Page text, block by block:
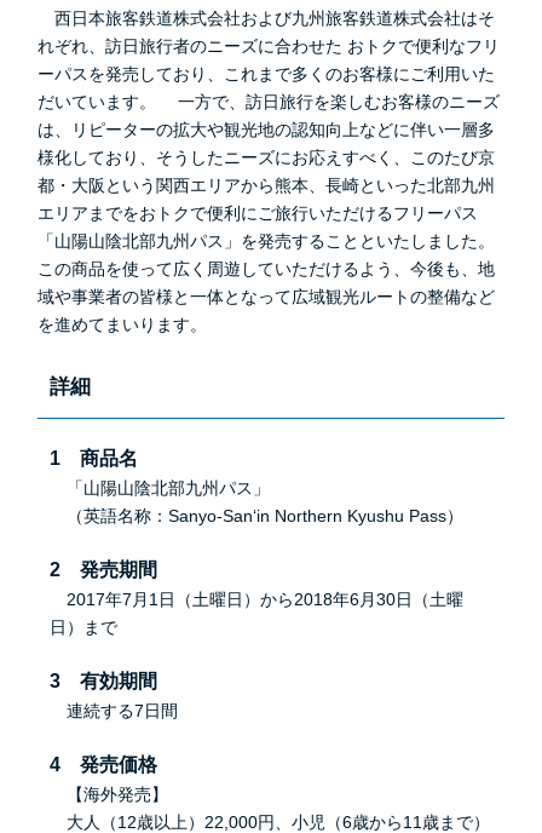
西日本旅客鉄道株式会社および九州旅客鉄道株式会社はそ
れぞれ、訪日旅行者のニーズに合わせた おトクで便利なフリ
ーパスを発売しており、これまで多くのお客様にご利用いた
だいています。 一方で、訪日旅行を楽しむお客様のニーズ
は、リピーターの拡大や観光地の認知向上などに伴い一層多
様化しており、そうしたニーズにお応えすべく、このたび京
都・大阪という関西エリアから熊本、長崎といった北部九州
エリアまでをおトクで便利にご旅行いただけるフリーパス
「山陽山陰北部九州パス」を発売することといたしました。
この商品を使って広く周遊していただけるよう、今後も、地
域や事業者の皆様と一体となって広域観光ルートの整備など
を進めてまいります。
詳細
1 商品名
「山陽山陰北部九州パス」
（英語名称：Sanyo-San‘in Northern Kyushu Pass）
2 発売期間
2017年7月1日（土曜日）から2018年6月30日（土曜
日）まで
3 有効期間
連続する7日間
4 発売価格
【海外発売】
大人（12歳以上）22,000円、小児（6歳から11歳まで）